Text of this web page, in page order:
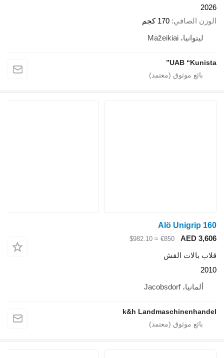
2026
الوزن الصافي 170 كجم
ليتوانيا، Mažeikiai
UAB “Kunista”
Alö Unigrip 160
AED 3,606
€850
≈ $982.10
قلاب بالات القش
2010
ألمانيا، Jacobsdorf
k&h Landmaschinenhandel